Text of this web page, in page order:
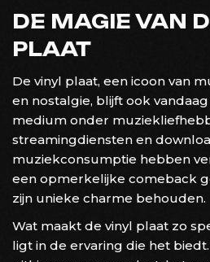
DE MAGIE VAN
PLAAT
De vinyl plaat, een icoon van
en nostalgie, blijft ook
medium onder
streamingdiensten en
muziekconsumptie hebben
een opmerkelijke comeback
zijn unieke charme behouden.
Wat maakt de vinyl plaat zo
ligt in de ervaring die het